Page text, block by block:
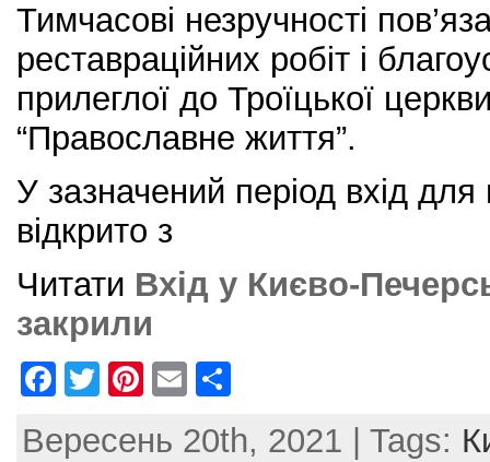
Тимчасові незручності
реставраційних робіт і
прилеглої до Троїцької
“Православне життя”.
У зазначений період вхід для
відкрито з
Читати Вхід у Києво-
закрили
F
c
T
itt
Pi
er
E
ai ar
Вересень 20th, 2021 | Tags: